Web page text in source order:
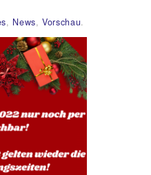
, News,Vorschau.